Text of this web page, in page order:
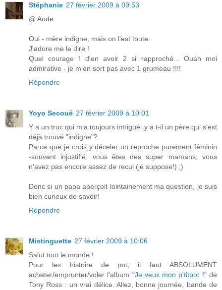
Stéphanie 27 février 2009 à 09:53
@ Aude
Oui - mère indigne, mais on l'est toute.
J'adore me le dire !
Quel courage ! d'en avoir 2 si rapproché... Ouah moi
admirative - je m'en sort pas avec 1 grumeau !!!!
Répondre
Yoyo Secoué 27 février 2009 à 10:01
Y a un truc qui m'a toujours intrigué: y a t-il un père qui s'est
déjà trouvé "indigne"?
Parce que je crois y déceler un reproche purement féminin
-souvent injustifié, vous êtes des super mamans, vous
n'avez pas encore assez de recul (je suppose!) ;)
Donc si un papa aperçoit lointainement ma question, je suis
bien curieux de savoir!
Répondre
Mistinguette 27 février 2009 à 10:06
Salut tout le monde !
Pour les histoire de pot, il faut ABSOLUMENT
acheter/emprunter/voler l'album "Je veux mon p'titpot !"de
Tony Ross : un vrai délice. Allez, bonne journée, bande de